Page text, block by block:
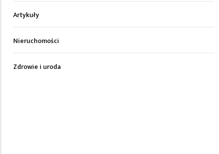
Artykuły
Nieruchomości
Zdrowie i uroda